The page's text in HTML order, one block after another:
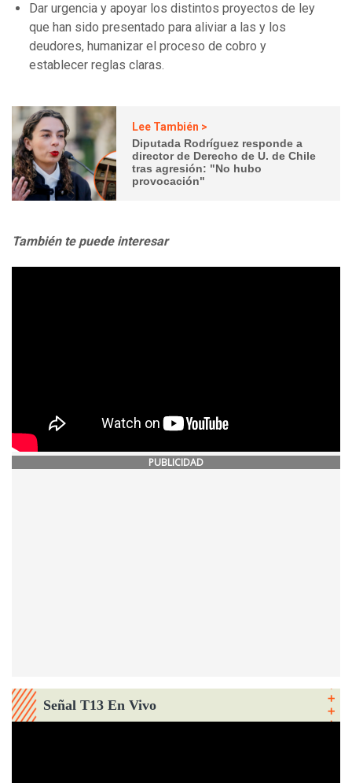
Dar urgencia y apoyar los distintos proyectos de ley
que han sido presentado para aliviar a las y los
deudores, humanizar el proceso de cobro y
establecer reglas claras.
Lee También >
Diputada Rodríguez responde a
director de Derecho de U. de Chile
tras agresión: "No hubo
provocación"
También te puede interesar
PUBLICIDAD
Señal T13 En Vivo